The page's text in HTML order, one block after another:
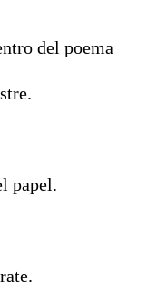
del poema
papel.